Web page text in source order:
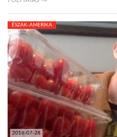
2016-07-28
ÉSZAK-AMERIKA